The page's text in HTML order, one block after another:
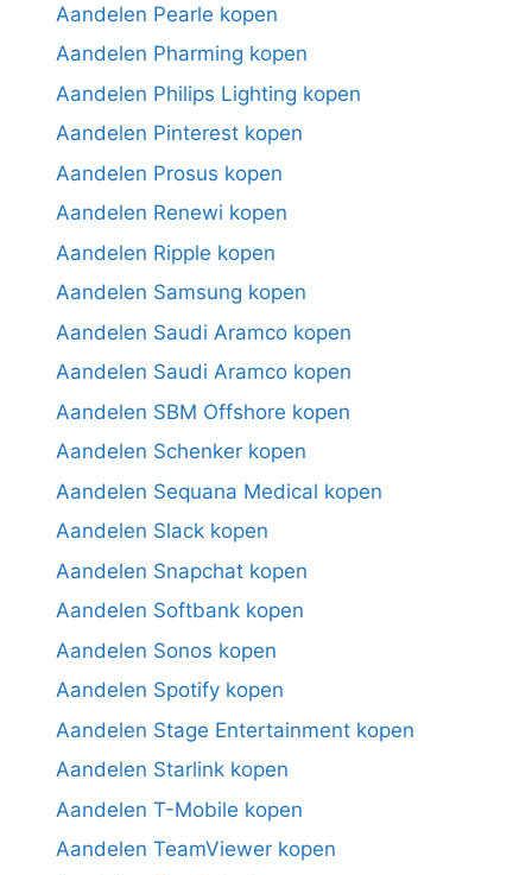
Aandelen Pearle kopen
Aandelen Pharming kopen
Aandelen Philips Lighting kopen
Aandelen Pinterest kopen
Aandelen Prosus kopen
Aandelen Renewi kopen
Aandelen Ripple kopen
Aandelen Samsung kopen
Aandelen Saudi Aramco kopen
Aandelen Saudi Aramco kopen
Aandelen SBM Offshore kopen
Aandelen Schenker kopen
Aandelen Sequana Medical kopen
Aandelen Slack kopen
Aandelen Snapchat kopen
Aandelen Softbank kopen
Aandelen Sonos kopen
Aandelen Spotify kopen
Aandelen Stage Entertainment kopen
Aandelen Starlink kopen
Aandelen T-Mobile kopen
Aandelen TeamViewer kopen